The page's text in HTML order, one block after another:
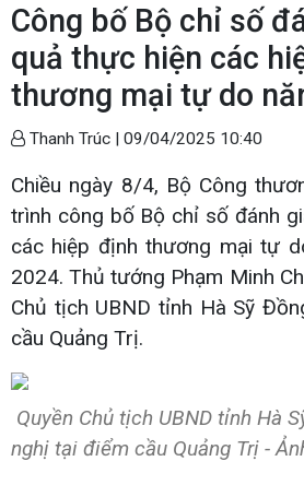
Công bố Bộ chỉ số
quả thực hiện các
thương mại tự do
Thanh Trúc | 09/04/2025 10:40
Chiều ngày 8/4, Bộ Công
trình công bố Bộ chỉ số đánh
các hiệp định thương mại tự
2024. Thủ tướng Phạm Minh
Chủ tịch UBND tỉnh Hà Sỹ
cầu Quảng Trị.
Quyền Chủ tịch UBND tỉnh Hà
nghị tại điểm cầu Quảng Trị -